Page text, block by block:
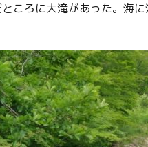
ころに大滝があった。海